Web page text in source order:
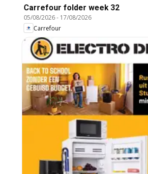
Carrefour folder week 32
05/08/2026- 17/08/2026
Carrefour